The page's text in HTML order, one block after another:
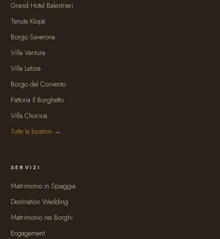
Grand Hotel Balestrieri
Tenuta Klopè
Borgo Saverona
Villa Ventura
Villa Letizia
Borgo del Convento
Fattoria Il Borghetto
Villa Chorisia
Tutte le location →
SERVIZI
Matrimonio in Spiaggia
Destination Wedding
Matrimonio nei Borghi
Engagement